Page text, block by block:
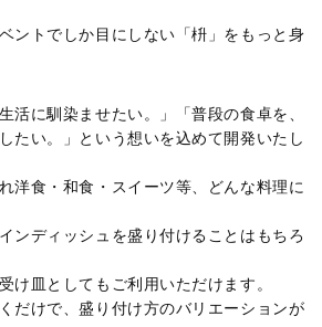
ントでしか目にしない「枡」をもっと身
活に馴染ませたい。」「普段の食卓を、
たい。」という想いを込めて開発いたし
洋食・和食・スイーツ等、どんな料理に
ンディッシュを盛り付けることはもちろ
け皿としてもご利用いただけます。
だけで、盛り付け方のバリエーションが